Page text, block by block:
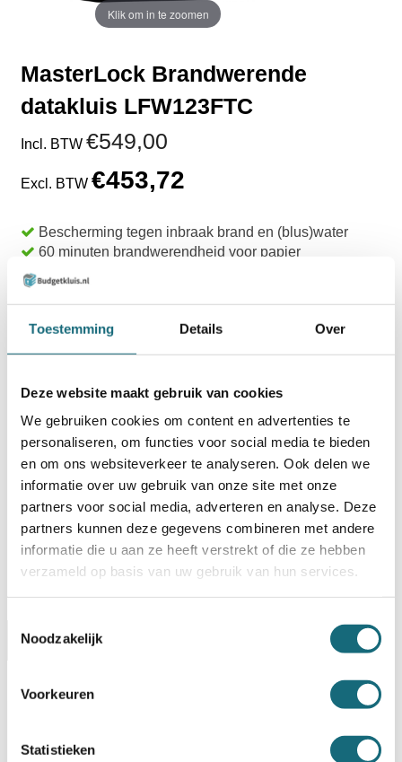
Toestemming Details Over
Deze website maakt gebruik van cookies
We gebruiken cookies om content en advertenties te
personaliseren, om functies voor social media te bieden
en om ons websiteverkeer te analyseren. Ook delen we
informatie over uw gebruik van onze site met onze
partners voor social media, adverteren en analyse. Deze
partners kunnen deze gegevens combineren met andere
informatie die u aan ze heeft verstrekt of die ze hebben
verzameld op basis van uw gebruik van hun services.
Noodzakelijk
Voorkeuren
Statistieken
Klik om in te zoomen
MasterLock Brandwerende
datakluis LFW123FTC
Incl. BTW €549,00
Excl. BTW €453,72
Bescherming tegen inbraak brand en (blus)water
60 minuten brandwerendheid voor papier
Bescherming tegen water voor 24 uur
TOEVOEGEN AAN WINKELWAGEN
BESTELLEN OP REKENING
Op voorraad? Besteld voor 14:30 uur,dezelfde werkdag
verstuurd!
Uw keuze zaltoevoegen aan het totaalbedrag
Omschrijving
EAN code